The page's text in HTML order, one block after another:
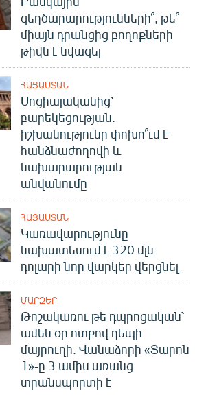
զեղծարարությունների՞, թե՞
միայն դրանցից բողոքների
թիվն է նվազել
ՀԱՅԱՍՏԱՆ
Սոցիալականից՝
բարեկեցության.
իշխանությունը փոխո՞ւմ է
հանձնաժողովի և
նախարարության
անվանումը
ՀԱՅԱՍՏԱՆ
Կառավարությունը
նախատեսում է 320 մլն
դոլարի նոր վարկեր վերցնել
ՄԱՐԶԵՐ
Թոշակառու թե դպրոցական՝
ամեն օր ոտքով դեպի
մայրուղի. Վանաձորի «Տարոն
1»-ը 3 ամիս առանց
տրանսպորտի է